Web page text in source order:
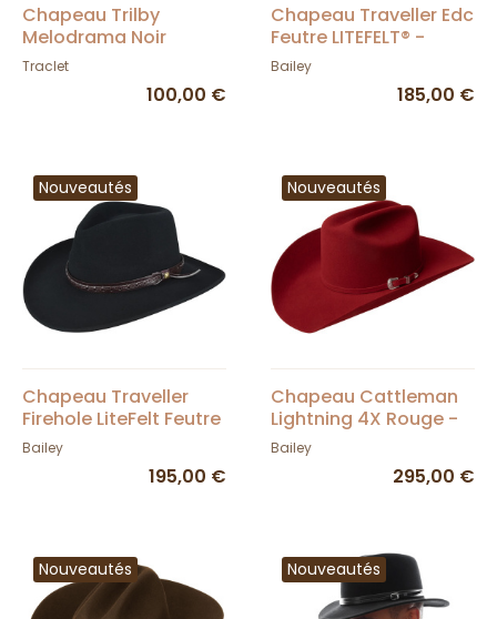
Chapeau Trilby
Melodrama Noir
Traclet
100,00 €
Chapeau Traveller Edc
Feutre LITEFELT® -
Bailey
Bailey
185,00 €
Nouveautés
Chapeau Traveller
Firehole LiteFelt Feutre
Noir - Bailey
Bailey
195,00 €
Nouveautés
Chapeau Cattleman
Lightning 4X Rouge -
Bailey
Bailey
295,00 €
Nouveautés Nouveautés